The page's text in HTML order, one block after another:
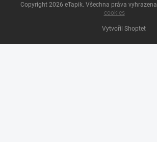
Vytvořil Shoptet
Copyright 2026 eTapik. Všechna práva vyhrazena.
cookies